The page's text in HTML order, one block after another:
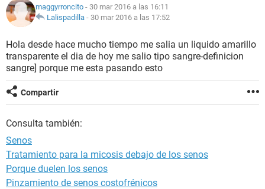
NUTRICIÓN
BIENESTAR
maggyrroncito - 30 mar 2016 a las 16:11
Lalispadilla - 30 mar 2016 a las 17:52
Hola desde hace mucho tiempo me salia un liquido amarillo
transparente el dia de hoy me salio tipo sangre-definicion
sangre] porque me esta pasando esto
Compartir
Consulta también:
Senos
Tratamiento para la micosis debajo de los senos
Porque duelen los senos
Pinzamiento de senos costofrénicos